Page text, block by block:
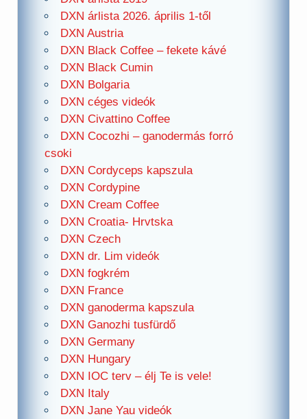
DXN árlista 2026. április 1-től
DXN Austria
DXN Black Coffee – fekete kávé
DXN Black Cumin
DXN Bolgaria
DXN céges videók
DXN Civattino Coffee
DXN Cocozhi – ganodermás forró
csoki
DXN Cordyceps kapszula
DXN Cordypine
DXN Cream Coffee
DXN Croatia- Hrvtska
DXN Czech
DXN dr. Lim videók
DXN fogkrém
DXN France
DXN ganoderma kapszula
DXN Ganozhi tusfürdő
DXN Germany
DXN Hungary
DXN IOC terv – élj Te is vele!
DXN Italy
DXN Jane Yau videók